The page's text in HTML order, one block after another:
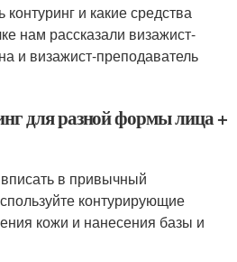
и какие средства
нам рассказали визажист-
и визажист-преподаватель
для разной формы лица +
в привычный
контурирующие
кожи и нанесения базы и